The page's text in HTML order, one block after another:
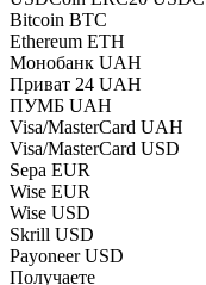
Bitcoin BTC
Ethereum ETH
Монобанк UAH
Приват 24 UAH
ПУМБ UAH
Visa/MasterCard UAH
Visa/MasterCard USD
Sepa EUR
Wise EUR
Wise USD
Skrill USD
Payoneer USD
Получаете